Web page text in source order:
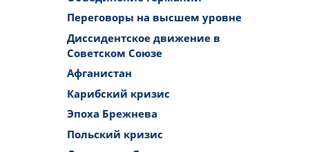
Переговоры на высшем уровне
Диссидентское движение в
Советском Союзе
Афганистан
Карибский кризис
Эпоха Брежнева
Польский кризис